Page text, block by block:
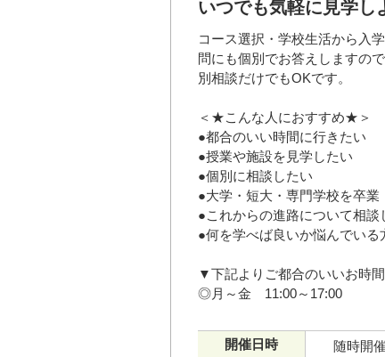
いつでも気軽に見学し
コース選択・学校生活から入
問にも個別でお答えしますの
別相談だけでもOKです。
＜★こんな人におすすめ★＞
●都合のいい時間に行きたい
●授業や施設を見学したい
●個別に相談したい
●大学・短大・専門学校を卒
●これからの進路について相談
●何を学べば良いか悩んでいる
▼下記よりご都合のいいお時
◎月～金 11:00～17:00
開催日時 随時開催